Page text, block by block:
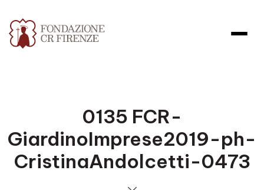
0135 FCR-
GiardinoImprese2019-ph-
CristinaAndolcetti-0473